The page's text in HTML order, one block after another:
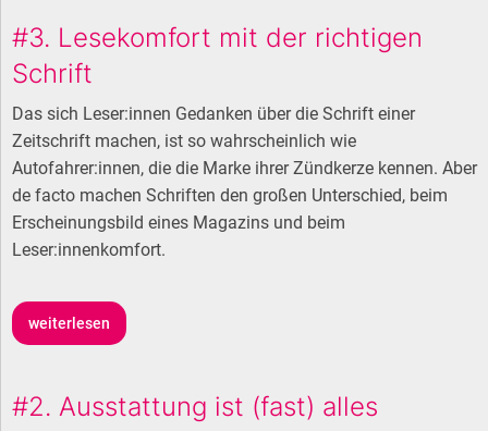
#3. Lesekomfort mit der richtigen
Schrift
Das sich Leser:innen Gedanken über die Schrift einer
Zeitschrift machen, ist so wahrscheinlich wie
Autofahrer:innen, die die Marke ihrer Zündkerze kennen. Aber
de facto machen Schriften den großen Unterschied, beim
Erscheinungsbild eines Magazins und beim
Leser:innenkomfort.
weiterlesen
#2. Ausstattung ist (fast) alles